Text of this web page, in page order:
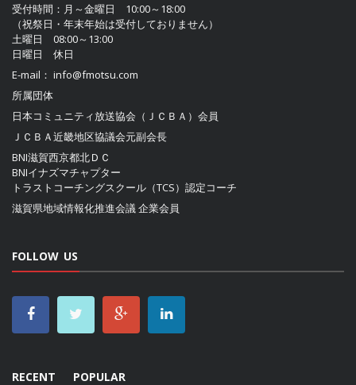
受付時間：月～金曜日 10:00～18:00
（祝祭日・年末年始は受付しておりません）
土曜日 08:00～13:00
日曜日 休日
E-mail： info@fmotsu.com
所属団体
日本コミュニティ放送協会（ＪＣＢＡ） 会員
ＪＣＢＡ近畿地区協議会元副会長
BNI滋賀西京都北ＤＣ
BNIイナズマチャプター
トラストコーチングスクール（TCS）認定コーチ
滋賀県地域情報化推進会議企業会員
FOLLOW US
RECENT POPULAR